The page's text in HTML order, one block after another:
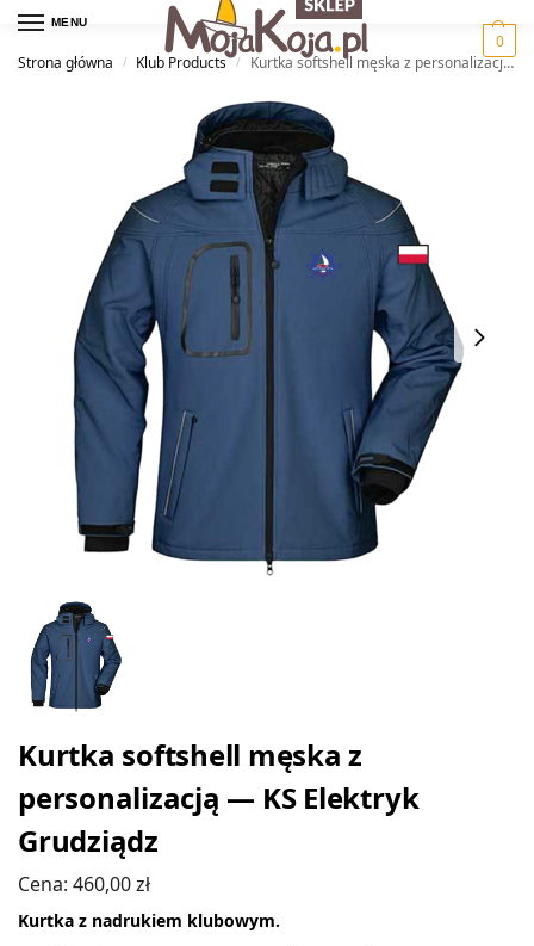
MENU
0
Strona główna
/ Klub Products / Kurtka softshell męska z personalizacją — KS Elektryk Grudziądz
Kurtka softshell męska z
personalizacją — KS Elektryk
Grudziądz
Cena: 460,00zł
Kurtka z nadrukiem klubowym.